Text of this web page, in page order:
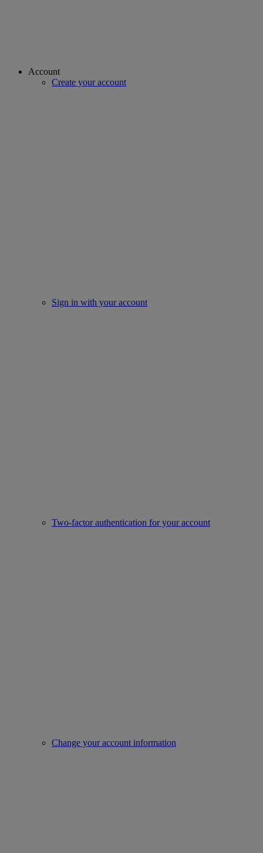
Account
Create your account
Sign in with your account
Two-factor authentication for your account
Change your account information